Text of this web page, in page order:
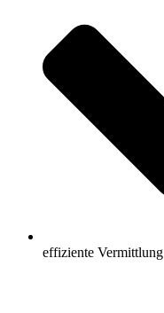
effiziente Vermittlung